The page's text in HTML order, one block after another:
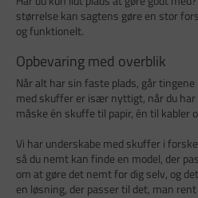
størrelse kan sagtens gøre en stor
og funktionelt.
Opbevaring med overblik
Når alt har sin faste plads, går
med skuffer er især nyttigt, når du har
måske én skuffe til papir, én til kabler
Vi har underskabe med skuffer i
så du nemt kan finde en model, der
om at gøre det nemt for dig selv, og
en løsning, der passer til det, man